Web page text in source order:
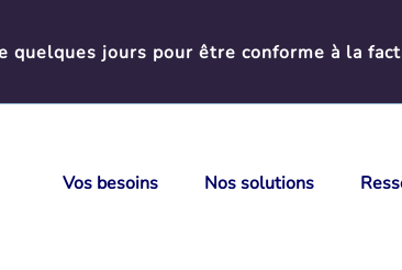
quelques jours pour être conforme à la
Vos besoins Nos solutions